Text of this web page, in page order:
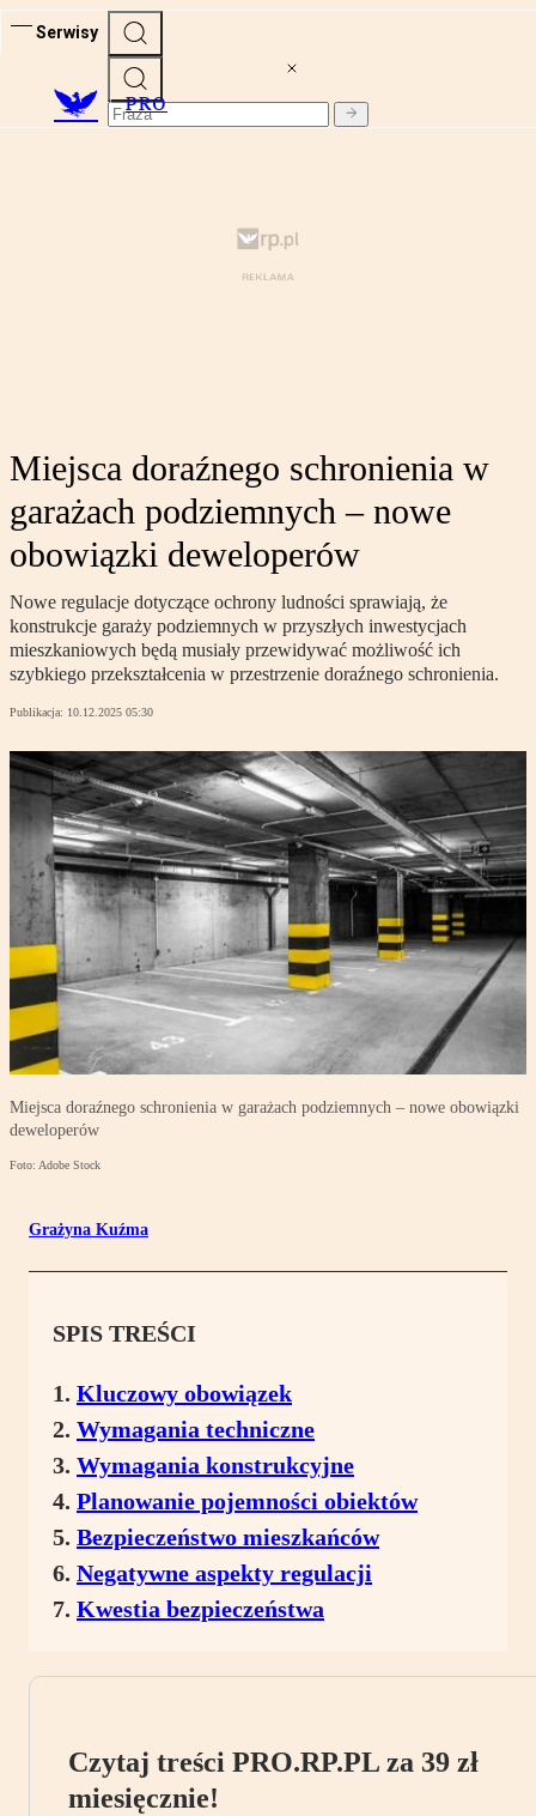
Serwisy
PRO
Miejsca doraźnego schronienia w
garażach podziemnych – nowe
obowiązki deweloperów
Nowe regulacje dotyczące ochrony ludności sprawiają, że
konstrukcje garaży podziemnych w przyszłych inwestycjach
mieszkaniowych będą musiały przewidywać możliwość ich
szybkiego przekształcenia w przestrzenie doraźnego schronienia.
Publikacja: 10.12.2025 05:30
Miejsca doraźnego schronienia w garażach podziemnych – nowe obowiązki
deweloperów
Foto: Adobe Stock
Grażyna Kuźma
SPIS TREŚCI
Kluczowy obowiązek
Wymagania techniczne
Wymagania konstrukcyjne
Planowanie pojemności obiektów
Bezpieczeństwo mieszkańców
Negatywne aspekty regulacji
Kwestia bezpieczeństwa
Czytaj treści PRO.RP.PL za 39 zł
miesięcznie!